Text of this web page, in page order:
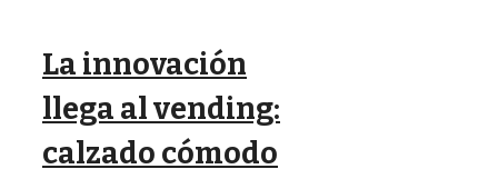
La innovación
llega al vending:
calzado cómodo